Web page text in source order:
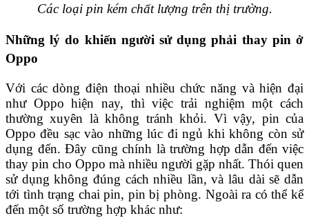
Các loại pin kém chất lượng trên thị trường.
Những lý do khiến người sử dụng phải thay pin ở
Oppo
Với các dòng điện thoại nhiều chức năng và hiện đại
như Oppo hiện nay, thì việc trải nghiệm một cách
thường xuyên là không tránh khỏi. Vì vậy, pin của
Oppo đều sạc vào những lúc đi ngủ khi không còn sử
dụng đến. Đây cũng chính là trường hợp dẫn đến việc
thay pin cho Oppo mà nhiều người gặp nhất. Thói quen
sử dụng không đúng cách nhiều lần, và lâu dài sẽ dẫn
tới tình trạng chai pin, pin bị phòng. Ngoài ra có thể kể
đến một số trường hợp khác như: